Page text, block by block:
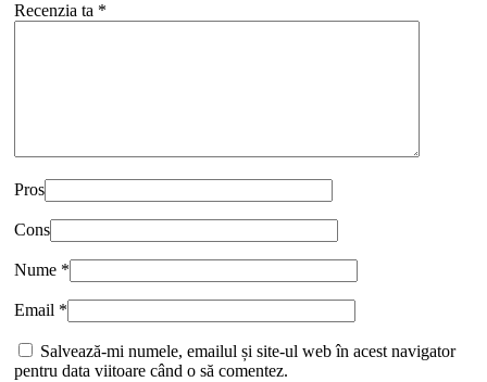
Recenzia ta *
Pros
Cons
Nume *
Email *
Salvează-mi numele, emailul și site-ul web în acest navigator
pentru data viitoare când o să comentez.